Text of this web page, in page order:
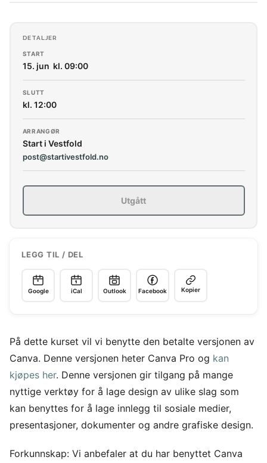
På dette kurset vil vi benytte den betalte versjonen av
Canva. Denne versjonen heter Canva Pro og kan
kjøpes her. Denne versjonen gir tilgang på mange
nyttige verktøy for å lage design av ulike slag som
kan benyttes for å lage innlegg til sosiale medier,
presentasjoner, dokumenter og andre grafiske design.
Forkunnskap: Vi anbefaler at du har benyttet Canva
DETALJER
START
15. jun kl. 09:00
SLUTT
kl. 12:00
ARRANGØR
Start i Vestfold
post@startivestfold.no
Utgått
LEGG TIL / DEL
Google iCal Outlook Facebook Kopier